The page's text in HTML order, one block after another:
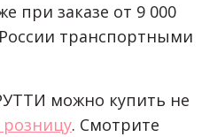
при заказе от 9 000
транспортными
можно купить не
розницу. Смотрите